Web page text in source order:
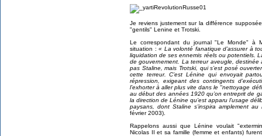
Je reviens justement sur la différence
"gentils" Lenine et Trotski.
Le correspondant du journal "Le Monde" à
situation :« La volonté fanatique d’assurer à
liquidation de ses ennemis réels ou potentiels.
de gouvernement. La terreur aveugle, destinée
pas Staline, mais Trotski, qui s’est posé
cette terreur. C’est Lénine qui envoyait
répression, exigeant des contingents
l’exhorter à aller plus vite dans le "nettoyage
au début des années 1920 qu’on entreprit de
la direction de Lénine qu’est apparu l’usage
paysans, dont Staline s’inspira amplement
février 2003).
Rappelons aussi que Lénine voulait
Nicolas II et sa famille (femme et enfants)